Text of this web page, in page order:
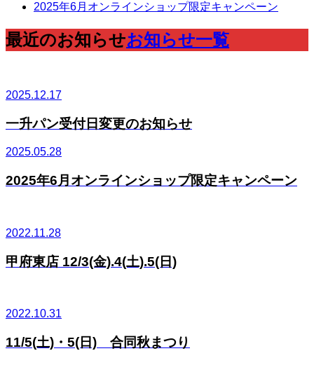
2025年6月オンラインショップ限定キャンペーン
最近のお知らせお知らせ一覧
2025.12.17
一升パン受付日変更のお知らせ
2025.05.28
2025年6月オンラインショップ限定キャンペーン
2022.11.28
甲府東店 12/3(金).4(土).5(日)
2022.10.31
11/5(土)・5(日) 合同秋まつり